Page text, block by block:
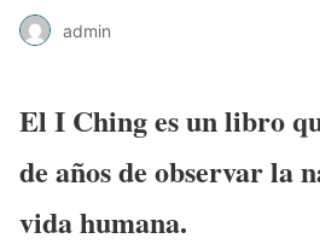
admin
El I Ching es un libro
de años de observar la
vida humana.